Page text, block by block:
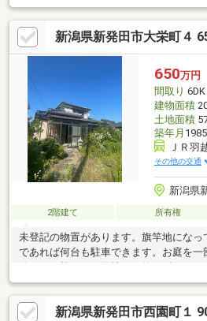
間に合いました。新築建築価格が高騰
もご検討くださいませ。お気軽にお問
藤 大記直通 080-1171-9942固定資産
新潟県新発田市大栄町４
650万円
間取り 6DK
建物面積
土地面積
築年月
ＪＲ羽
その他の交通
新潟県
2階建て 所有権
未登記の物置があります。旗竿地になっ
であれば何台も駐車できます。お庭を一
す。若干売主様の荷物がありますが、
軽にお問合せください。
新潟県新発田市西園町１